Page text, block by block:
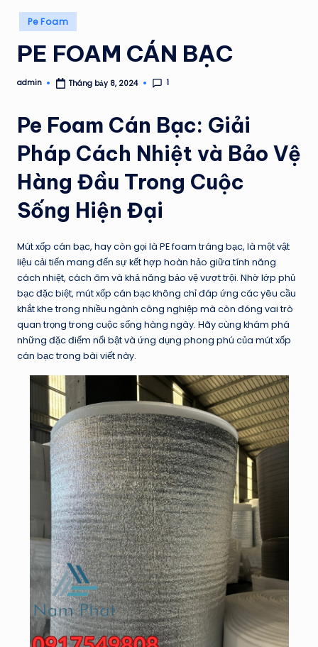
Á
T
Posted
in
Pe Foam
PE FOAM CÁN BẠC
Posted
admin Tháng bảy 8, 2024 1
Pe Foam Cán Bạc: Giải
Pháp Cách Nhiệt và Bảo Vệ
Hàng Đầu Trong Cuộc
Sống Hiện Đại
Mút xốp cán bạc, hay còn gọi là PE foam tráng bạc, là một vật
liệu cải tiến mang đến sự kết hợp hoàn hảo giữa tính năng
cách nhiệt, cách âm và khả năng bảo vệ vượt trội. Nhờ lớp phủ
bạc đặc biệt, mút xốp cán bạc không chỉ đáp ứng các yêu cầu
khắt khe trong nhiều ngành công nghiệp mà còn đóng vai trò
quan trọng trong cuộc sống hàng ngày. Hãy cùng khám phá
những đặc điểm nổi bật và ứng dụng phong phú của mút xốp
cán bạc trong bài viết này.